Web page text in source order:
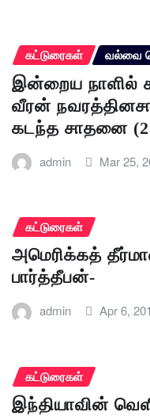
கட்டுரைகள் வல்வை
இன்றைய நாளில்
வீரன்
கடந்த சாதனை
admin Mar 25,
கட்டுரைகள்
அமெரிக்கத்
பார்த்தீபன்-
admin Apr 6,
கட்டுரைகள்
இந்தியாவின்